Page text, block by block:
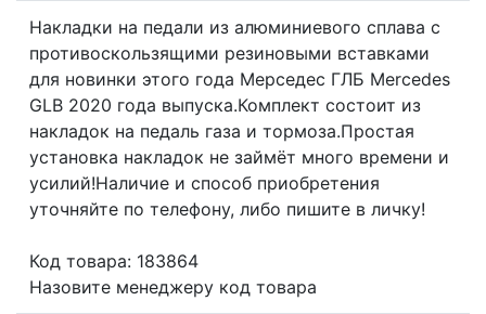
Накладки на педали из алюминиевого сплава с
противоскользящими резиновыми вставками
для новинки этого года Мерседес ГЛБ Mercedes
GLB 2020 года выпуска.Комплект состоит из
накладок на педаль газа и тормоза.Простая
установка накладок не займёт много времени и
усилий!Наличие и способ приобретения
уточняйте по телефону, либо пишите в личку!
Код товара: 183864
Назовите менеджеру код товара